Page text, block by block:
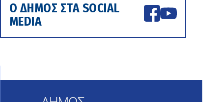
Ο ΔΗΜΟΣ ΣΤΑ SOCIAL
MEDIA